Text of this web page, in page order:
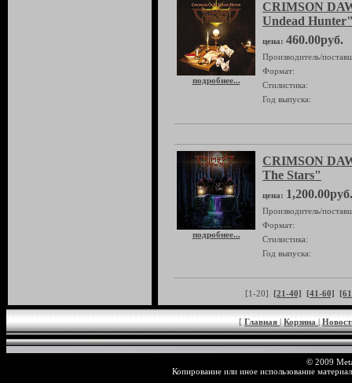
подробнее...
CRIMSON
Undead
цена: 460.00руб.
Производитель/
Формат:
Стилистика:
Год выпуска:
подробнее...
CRIMSON
The Stars"
цена: 1,200.00руб.
Производитель/
Формат:
Стилистика:
Год выпуска:
[1-20] [21-40] [41-60]
[ Главная | Корзина |
© 2009
Копирование или иное использование